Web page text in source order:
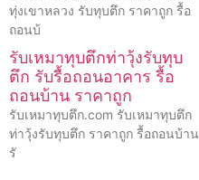
ทุ่งเขาหลวง รับทุบตึก ราคาถูก รื้อ
ถอนบ้
รับเหมาทุบตึกท่าวุ้งรับทุบ
ตึก รับรื้อถอนอาคาร รื้อ
ถอนบ้าน ราคาถูก
รับเหมาทุบตึก.com รับเหมาทุบตึก
ท่าวุ้งรับทุบตึก ราคาถูก รื้อถอนบ้าน
รั